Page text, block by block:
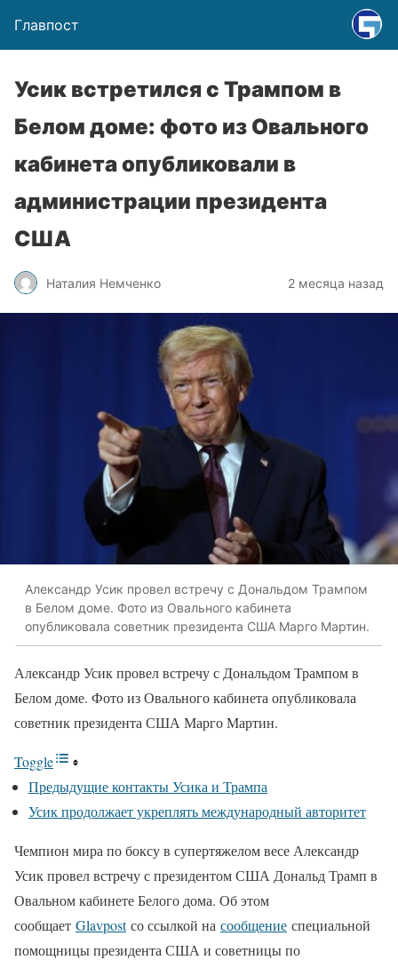
Главпост
Усик встретился с Трампом в
Белом доме: фото из Овального
кабинета опубликовали в
администрации президента
США
Наталия Немченко 2 месяца назад
Александр Усик провел встречу с Дональдом Трампом
в Белом доме. Фото из Овального кабинета
опубликовала советник президента США Марго Мартин.
Александр Усик провел встречу с Дональдом Трампом в
Белом доме. Фото из Овального кабинета опубликовала
советник президента США Марго Мартин.
Toggle
Предыдущие контакты Усика и Трампа
Усик продолжает укреплять международный авторитет
Чемпион мира по боксу в супертяжелом весе Александр
Усик провел встречу с президентом США Дональд Трамп в
Овальном кабинете Белого дома. Об этом
сообщает Glavpostсо ссылкой на сообщение специальной
помощницы президента США и советницы по